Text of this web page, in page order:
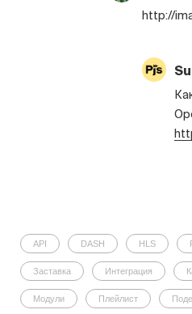
http://
API DASH HLS
Заставка Интеграция
Модули Плейлист